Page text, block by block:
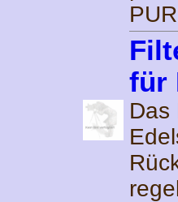
für
Das